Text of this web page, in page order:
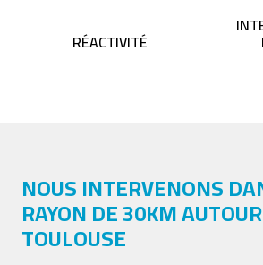
RÉACTIVITÉ
NOUS INTERVENONS
RAYON DE 30KM
TOULOUSE